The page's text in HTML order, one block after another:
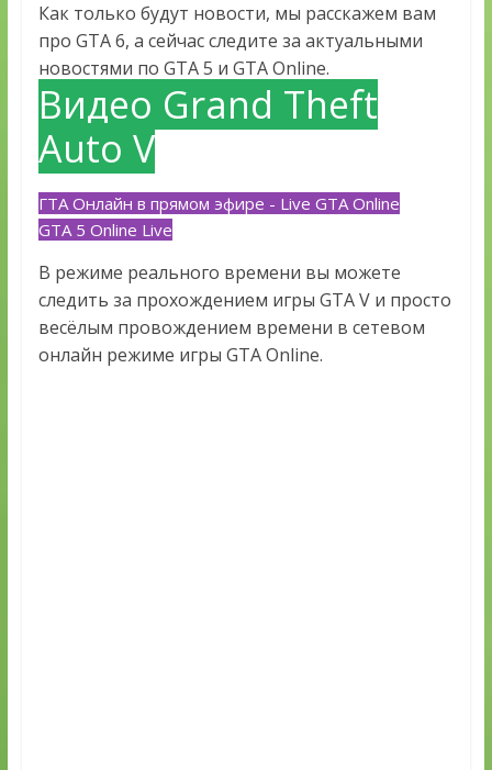
Как только будут новости, мы расскажем вам
про GTA 6, а сейчас следите за актуальными
новостями по GTA 5 и GTA Online.
Видео Grand Theft
Auto V
ГТА Онлайн в прямом эфире - Live GTA Online
GTA 5 Online Live
В режиме реального времени вы можете
следить за прохождением игры GTA V и просто
весёлым провождением времени в сетевом
онлайн режиме игры GTA Online.